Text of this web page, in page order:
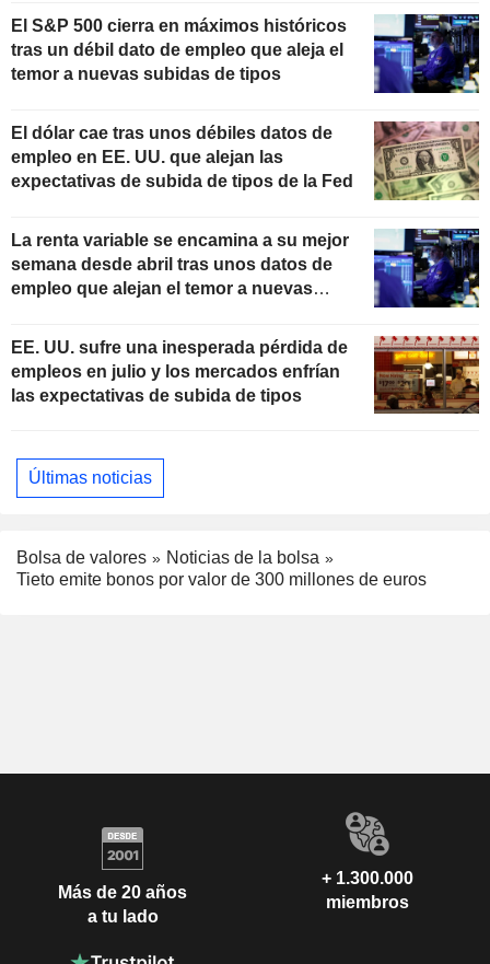
El S&P 500 cierra en máximos históricos
tras un débil dato de empleo que aleja el
temor a nuevas subidas de tipos
El dólar cae tras unos débiles datos de
empleo en EE. UU. que alejan las
expectativas de subida de tipos de la Fed
La renta variable se encamina a su mejor
semana desde abril tras unos datos de
empleo que alejan el temor a nuevas
EE. UU. sufre una inesperada pérdida de
empleos en julio y los mercados enfrían
las expectativas de subida de tipos
Últimas noticias
Bolsa de valores
Noticias de la bolsa
Tieto emite bonos por valor de 300 millones de euros
Más de 20 años
a tu lado
+ 1.300.000
miembros